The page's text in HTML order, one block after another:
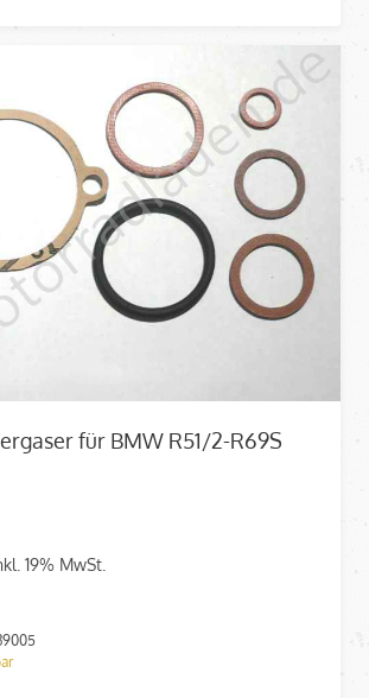
für BMW R51/2-R69S
19% MwSt.